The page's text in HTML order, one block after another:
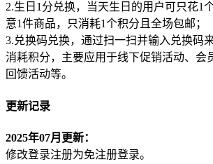
2.生日1分兑换，当天生日的用户可只花1
意1件商品，只消耗1个积分且全场包邮；
3.兑换码兑换，通过扫一扫并输入兑换码
消耗积分，主要应用于线下促销活动、会
回馈活动等。
更新记录
2025年07月更新：
修改登录注册为免注册登录。